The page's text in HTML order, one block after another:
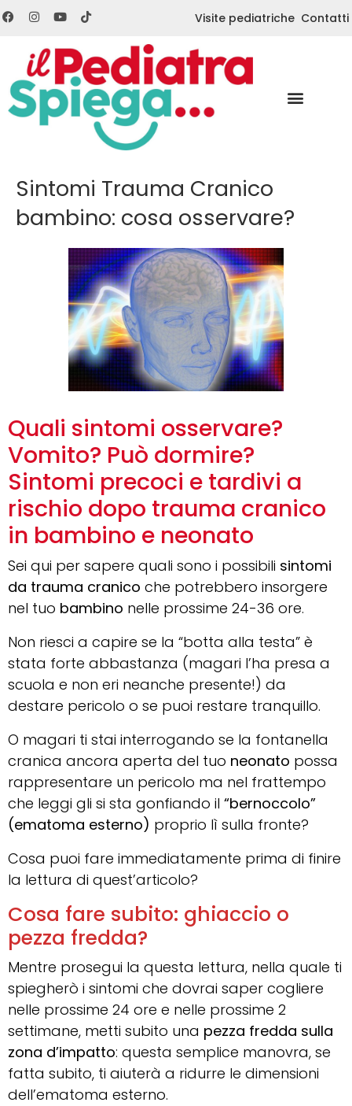
Visite pediatriche Contatti
Sintomi Trauma Cranico
bambino: cosa osservare?
Quali sintomi osservare?
Vomito? Può dormire?
Sintomi precoci e tardivi a
rischio dopo trauma cranico
in bambino e neonato
Sei qui per sapere quali sono i possibili sintomi
da trauma cranico che potrebbero insorgere
nel tuo bambino nelle prossime 24-36 ore.
Non riesci a capire se la “botta alla testa” è
stata forte abbastanza (magari l’ha presa a
scuola e non eri neanche presente!) da
destare pericolo o se puoi restare tranquillo.
O magari ti stai interrogando se la fontanella
cranica ancora aperta del tuo neonato possa
rappresentare un pericolo ma nel frattempo
che leggi gli si sta gonfiando il “bernoccolo”
(ematoma esterno) proprio lì sulla fronte?
Cosa puoi fare immediatamente prima di finire
la lettura di quest’articolo?
Cosa fare subito: ghiaccio o
pezza fredda?
Mentre prosegui la questa lettura, nella quale ti
spiegherò i sintomi che dovrai saper cogliere
nelle prossime 24 ore e nelle prossime 2
settimane, metti subito una pezza fredda sulla
zona d’impatto: questa semplice manovra, se
fatta subito, ti aiuterà a ridurre le dimensioni
dell’ematoma esterno.